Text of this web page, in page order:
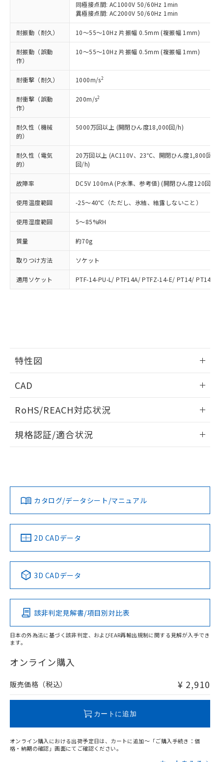
同極接点間: AC1000V 50/60Hz 1min
異極接点間: AC2000V 50/60Hz 1min
耐振動（耐久） 10～55～10Hz 片振幅 0.5mm (複振幅 1mm)
耐振動（誤動
作）
10～55～10Hz 片振幅 0.5mm (複振幅 1mm)
耐衝撃（耐久） 1000m/s2
耐衝撃（誤動
作）
200m/s2
耐久性（機械
的）
5000万回以上 (開閉ひん度18,000回/h)
耐久性（電気
的）
20万回以上 (AC110V、23℃、開閉ひん度1,800回/
回/h)
故障率 DC5V 100mA (P水準、参考値) (開閉ひん度120回/
使用温度範囲 -25～40℃（ただし、氷結、結露しないこと）
使用湿度範囲 5～85%RH
質量 約70g
取りつけ方法 ソケット
適用ソケット PTF-14-PU-L/ PTF14A/ PTFZ-14-E/ PT14/
特性図
開閉容量
CAD
ドすることができます。
ログイン/会員登録
ダウンロードデータをご利用いただく前に、以下を必ずお読
みください。
ソフトウェアの使用条件
RoHS/REACH対応状況
EU RoHS 注意事項・凡例
対応済み
中国 RoHS 注意事項・凡例
Pb Hg Cd Cr(VI)
O
在庫等で未対応品が混在する可能性があります。
問い合わせください。
規格認証/適合状況
LR型式承認
（イギリス
船舶規格）
DNV型式承認
（ノルウェー
BV型式承認
（フランス
KR型式
（韓国
Yes No No No
この製品の規格認証/適合状況ページへ
その他の認証はこちらのページからご検索ください
カタログ/データシート/マニュアル
2D CADデータ
3D CADデータ
該非判定見解書/項目別対比表
日本の外為法に基づく該非判定、およびEAR再輸出規制に関する見解が入手でき
ます。
オンライン購入
販売価格（税込） ¥ 2,910
カートに追加
オンライン購入における出荷予定日は、カートに追加～「ご購入手続き：価
格・納期の確認」画面にてご確認ください。
記載している更新日時点での社内デー
タに基づき作成されるものであり、閲
準価格とは異なる場合があることをご
了承ください。
正式な納期状況および標準価格はお客
様のお取引先、またはお客様担当のオ
ムロン制御機器販売店・当社販売員に
ご相談ください。
オムロン制御機器販売店や当社販売拠
ください。
在庫状況および標準価格結果を当社の
示しないようお願いします。
マイパーツ機能（部品リスト作成サー
ビス）をご利用いただくには、I-Web
メンバーズにご登録されている必要が
あります。
お客様が当ウェブサイト上で当社にご
登録された部品リストについて、当社
および当社の共同利用者が、当社の製
品・サービスに関するお客様との取
引・商談に必要な範囲で利用すること
※当社の共同利用者とは、
の共同利用に関して"
の「1.共同利
用者の範囲」に記載されている法人を
*EU RoHS指令（10物質）：
鉛(Pb) 1000ppm以下、 水銀(Hg) 1000ppm以下、 カド
六価クロム(Cr(Ⅵ)) 1000ppm以下、ポリ臭化ビフェニル
類(PBB) 1000ppm以下、ポリ臭化ジフェニルエーテル類
(PBDE) 1000ppm以下、フタル酸ビス(2-エチルヘキシ
ル) (DEHP)(別名：DOP) 1000ppm以下、フタル酸ブチ
（DBP） 1000ppm以下、フタル酸ジイソブチル
(DIBP) 1000ppm以下
但し、RoHS指令で産業用監視および制御機器に対する
フタル酸エステル類の４物質については閾値を超える意
部品在庫の切り替え状況などにより、予定
月が前後することがあります。
※3 非含有証明書ダウンロード
下記の非含有証明書をダウンロードするこ
とができます。
EU RoHS指令（10物質）の非含有証明書
51物質の非含有証明書（当社基準）
※本証明書は発行日時点で非含有を証明す
るもので、過去に遡って非含有を証明する
既に当社にて対応品への在庫切替を完了
していることから、特段のことがない限
り、2022年1月12日より割愛しておりま
ム) : 100ppm、
Cr(Ⅵ)(六価クロム) : 1000ppm、 PBBs(ポリ臭化ビフェ
ニル類) : 1000ppm、 PBDEs(ポリ臭化ジフェニルエーテ
イソブチル) : 1000ppm、 BBP(フタル酸ブチルベンジ
ル) : 1000ppm、
※2 環境保護使用期限
準値以下であることを示します。
「10」：通常の使用状況下において有害物
質が外部に漏えいし、環境に深刻な影響を
及ぼさない年数を意味します。
「－」：未確認です。当社販売部門へお問
い合わせください。
（以下｢規制貨物等」という）を輸出
または国外への提供する場合は、日本
国政府の輸出許可(または役務取引許
可)を取得するなどの必要な手続きを
とります。
当社は規制貨物を破棄する場合は、完
いよう必要な手段を講じます。
当社は貴社製品を、核兵器、ミサイ
ル、化学兵器、生物兵器またはその他
使用いたしません。
当社は、貴社製品を第三者に販売する
該第三者に通知します。また当社は、
販売先および販売に係わる関係者が違
法に輸出するおそれがある場合は、取
り引きをいたしません。
合意する
説明
○ 一定数以上の在庫あり
一定数には満たないが在庫あり
－
在庫なし(最新の在庫状況につ
たはお客様担当のオムロン制御
機器販売店・当社販売員にご確
受注生産機種、また在庫状況の
情報を公開していない機種